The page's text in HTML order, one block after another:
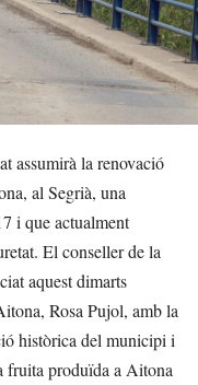
assumirà la renovació
al Segrià, una
i que actualment
El conseller de la
aquest dimarts
Rosa Pujol, amb la
històrica del municipi i
fruita produïda a Aitona